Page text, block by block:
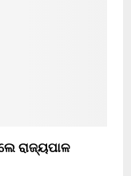
ରାଜ୍ୟପାଳ